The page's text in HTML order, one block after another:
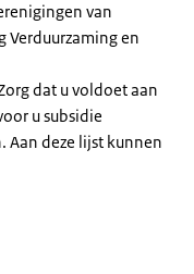
van
Verduurzaming en
dat u voldoet aan
u subsidie
Aan deze lijst kunnen